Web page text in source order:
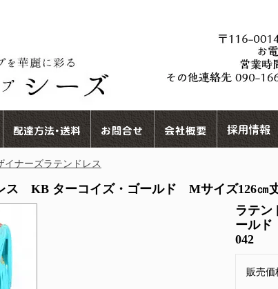
イナーズラテンドレス
ス KB ターコイズ・ゴールド Mサイズ126㎝
ラテ
ール
042
販売価